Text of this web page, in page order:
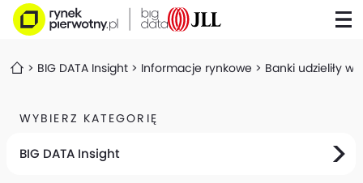
BIG DATA Insight Informacje rynkowe Banki udzieliły w
WYBIERZ KATEGORIĘ
BIG DATA Insight